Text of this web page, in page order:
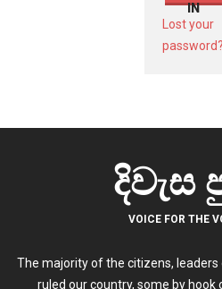
IN
Lost your
password?
දිවැස
VOICE FOR THE
The majority of the citizens,
ruled our country, some by